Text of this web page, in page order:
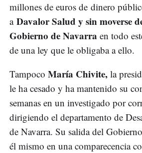
millones de euros de dinero
a Davalor Salud y sin moverse
Gobierno de Navarra en todo
de una ley que le obligaba a ello.
Tampoco María Chivite, la
le ha cesado y ha mantenido su
semanas en un investigado por
dirigiendo el departamento de
de Navarra. Su salida del
él mismo en una comparecencia